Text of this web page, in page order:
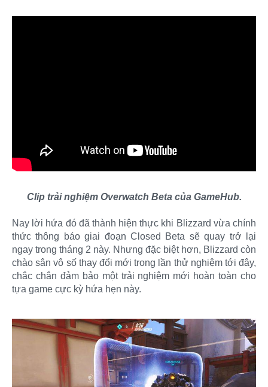
Clip trải nghiệm Overwatch Beta của GameHub.
Nay lời hứa đó đã thành hiện thực khi Blizzard vừa chính
thức thông báo giai đoạn Closed Beta sẽ quay trở lại
ngay trong tháng 2 này. Nhưng đặc biệt hơn, Blizzard còn
chào sân vô số thay đổi mới trong lần thử nghiệm tới đây,
chắc chắn đảm bảo một trải nghiệm mới hoàn toàn cho
tựa game cực kỳ hứa hẹn này.